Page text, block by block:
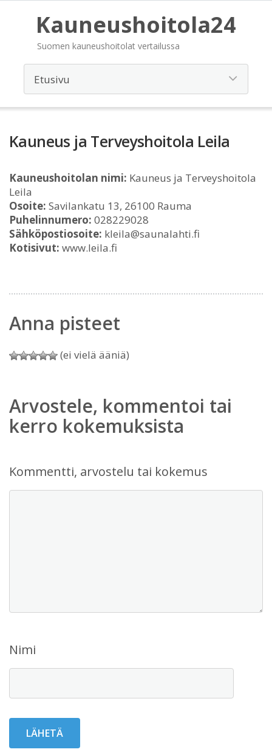
Kauneushoitola24
Suomen kauneushoitolat vertailussa
Kauneus ja Terveyshoitola Leila
Kauneushoitolan nimi: Kauneus ja Terveyshoitola
Leila
Osoite: Savilankatu 13, 26100 Rauma
Puhelinnumero: 028229028
Sähköpostiosoite: kleila@saunalahti.fi
Kotisivut: www.leila.fi
Anna pisteet
(ei vielä ääniä)
Arvostele, kommentoi tai
kerro kokemuksista
Kommentti, arvostelu tai kokemus
Nimi